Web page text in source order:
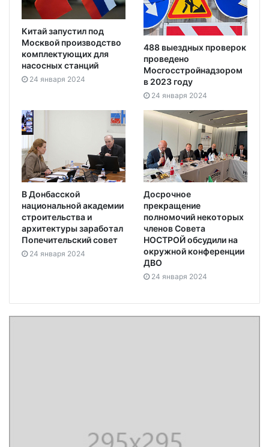
Китай запустил под
Москвой производство
комплектующих для
насосных станций
24 января 2024
488 выездных проверок
проведено
Мосгосстройнадзором
в 2023 году
24 января 2024
В Донбасской
национальной академии
строительства и
архитектуры заработал
Попечительский совет
24 января 2024
Досрочное
прекращение
полномочий некоторых
членов Совета
НОСТРОЙ обсудили на
окружной конференции
ДВО
24 января 2024